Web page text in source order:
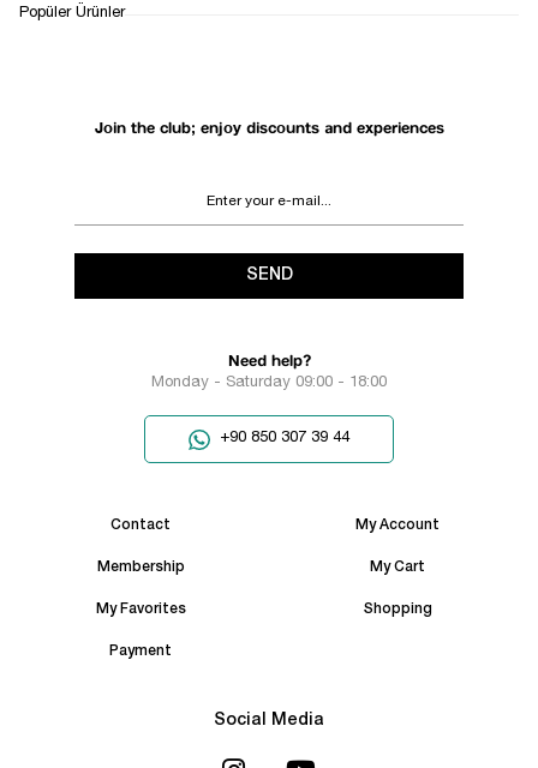
RETURN AND EXCHANGE
Join the club; enjoy discounts and experiences
SEND
Need help?
Monday - Saturday 09:00 - 18:00
+90 850 307 39 44
Contact My Account
Membership My Cart
My Favorites Shopping
Payment
Social Media
Popüler Ürünler